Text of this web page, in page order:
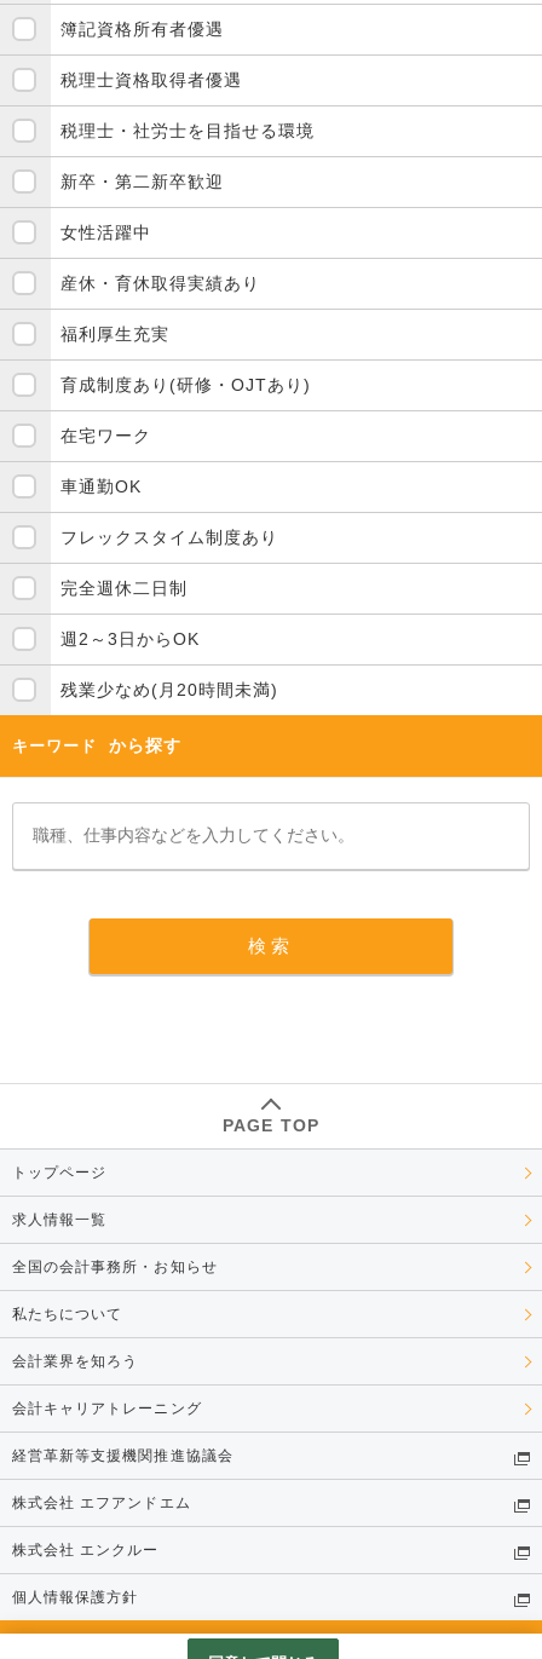
簿記資格所有者優遇
税理士資格取得者優遇
税理士・社労士を目指せる環境
新卒・第二新卒歓迎
女性活躍中
産休・育休取得実績あり
福利厚生充実
育成制度あり(研修・OJTあり)
在宅ワーク
車通勤OK
フレックスタイム制度あり
完全週休二日制
週2～3日からOK
残業少なめ(月20時間未満)
キーワード から探す
PAGE TOP
トップページ
求人情報一覧
全国の会計事務所・お知らせ
私たちについて
会計業界を知ろう
会計キャリアトレーニング
経営革新等支援機関推進協議会
株式会社 エフアンドエム
株式会社 エンクルー
個人情報保護方針